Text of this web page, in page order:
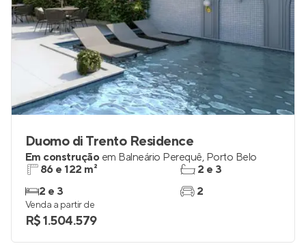
Duomo di Trento Residence
Em construção em Balneário Perequê, Porto Belo
86 e 122 m²
2 e 3
2 e 3
2
Venda a partir de
R$ 1.504.579